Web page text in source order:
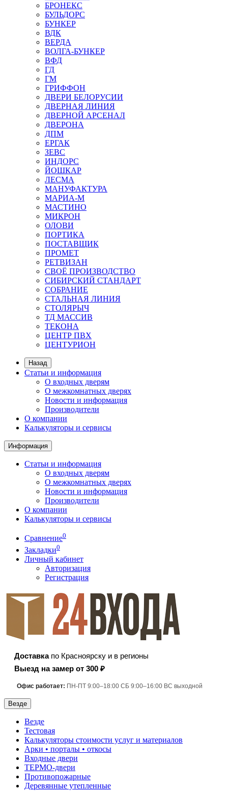
БРОНЕКС
БУЛЬДОРС
БУНКЕР
ВДК
ВЕРДА
ВОЛГА-БУНКЕР
ВФД
ГД
ГМ
ГРИФФОН
ДВЕРИ БЕЛОРУСИИ
ДВЕРНАЯ ЛИНИЯ
ДВЕРНОЙ АРСЕНАЛ
ДВЕРОНА
ДПМ
ЕРГАК
ЗЕВС
ИНДОРС
ЙОШКАР
ЛЕСМА
МАНУФАКТУРА
МАРИА-М
МАСТИНО
МИКРОН
ОЛОВИ
ПОРТИКА
ПОСТАВЩИК
ПРОМЕТ
РЕТВИЗАН
СВОЁ ПРОИЗВОДСТВО
СИБИРСКИЙ СТАНДАРТ
СОБРАНИЕ
СТАЛЬНАЯ ЛИНИЯ
СТОЛЯРЫЧ
ТД МАССИВ
ТЕКОНА
ЦЕНТР ПВХ
ЦЕНТУРИОН
Назад
Статьи и информация
О входных дверям
О межкомнатных дверях
Новости и информация
Производители
О компании
Калькуляторы и сервисы
Информация
Статьи и информация
О входных дверям
О межкомнатных дверях
Новости и информация
Производители
О компании
Калькуляторы и сервисы
Сравнение0
Закладки0
Личный кабинет
Авторизация
Регистрация
Доставкапо Красноярску и в регионы
Выезд на замер от 300 ₽
Офис работает: ПН-ПТ 9:00–18:00 СБ 9:00–16:00 ВС выходной
Везде
Везде
Тестовая
Калькуляторы стоимости услуг и материалов
Арки • порталы • откосы
Входные двери
ТЕРМО-двери
Противопожарные
Деревянные утепленные